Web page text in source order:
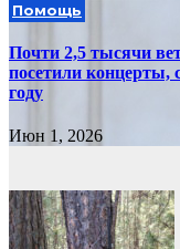
Помощь
Почти 2,5 тысячи
посетили концерты,
году
Июн 1, 2026